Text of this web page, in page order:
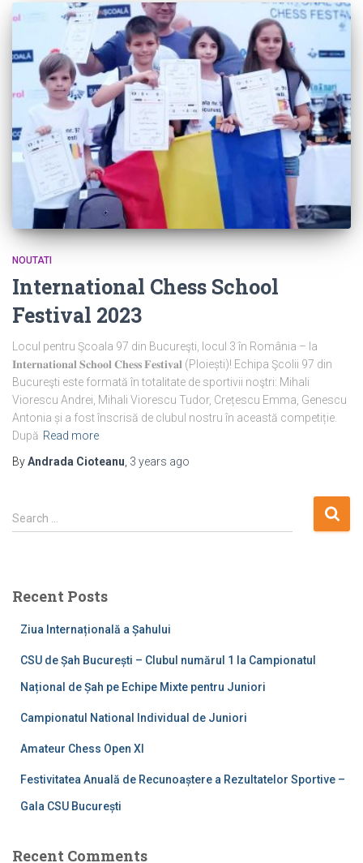
NOUTATI
International Chess School
Festival 2023
Locul pentru Şcoala 97 din Bucureşti, locul 3 în România – la
𝐈𝐧𝐭𝐞𝐫𝐧𝐚𝐭𝐢𝐨𝐧𝐚𝐥 𝐒𝐜𝐡𝐨𝐨𝐥 𝐂𝐡𝐞𝐬𝐬 𝐅𝐞𝐬𝐭𝐢𝐯𝐚𝐥 (Ploiești)! Echipa Şcolii 97 din
Bucureşti este formată în totalitate de sportivii noştri: Mihali
Viorescu Andrei, Mihali Viorescu Tudor, Crețescu Emma, Genescu
Antonia și a fost înscrisă de clubul nostru în această competiție.
După Read more
ByAndrada Cioteanu 3 years ago
S
e
h
Search …
Recent Posts
Ziua Internațională a Șahului
CSU de Șah București – Clubul numărul 1 la Campionatul
Național de Șah pe Echipe Mixte pentru Juniori
Campionatul National Individual de Juniori
Amateur Chess Open XI
Festivitatea Anuală de Recunoaștere a Rezultatelor Sportive –
Gala CSU București
Recent Comments